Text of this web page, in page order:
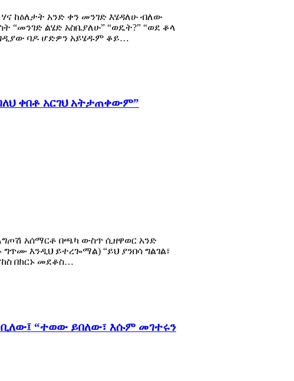
ከዕለታት አንድ ቀን መንገድ እሄዳለሁ ብለው
“መንገድ ልሄድ አስቤያለሁ” “ወዴት?” “ወደ ቆላ
ባዶ ሆድዎን አይሄዱም ቆይ…
ቀበቶ አርገህ አትታጠቀውም”
አሰማርቶ በጫካ ውስጥ ሲዘዋወር አንድ
ግጥሙ እንዲህ ይተረጐማል) “ይህ ያንበሳ ግልገል፣
በክርኑ መደቆስ…
“ተወው ይበለው፣ እሱም መገተሩን